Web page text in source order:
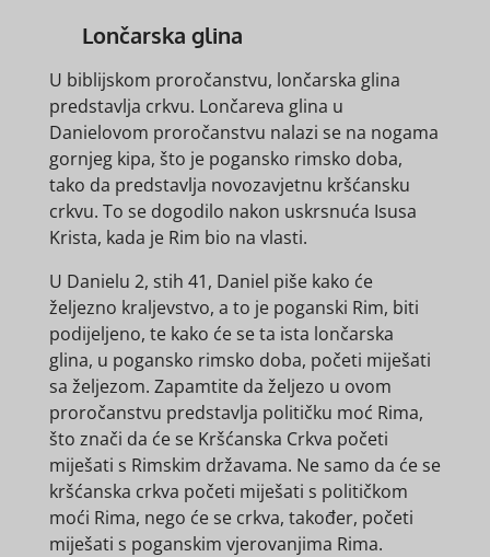
Lončarska glina
U biblijskom proročanstvu, lončarska glina
predstavlja crkvu. Lončareva glina u
Danielovom proročanstvu nalazi se na nogama
gornjeg kipa, što je pogansko rimsko doba,
tako da predstavlja novozavjetnu kršćansku
crkvu. To se dogodilo nakon uskrsnuća Isusa
Krista, kada je Rim bio na vlasti.
U Danielu 2, stih 41, Daniel piše kako će
željezno kraljevstvo, a to je poganski Rim, biti
podijeljeno, te kako će se ta ista lončarska
glina, u pogansko rimsko doba, početi miješati
sa željezom. Zapamtite da željezo u ovom
proročanstvu predstavlja političku moć Rima,
što znači da će se Kršćanska Crkva početi
miješati s Rimskim državama. Ne samo da će se
kršćanska crkva početi miješati s političkom
moći Rima, nego će se crkva, također, početi
miješati s poganskim vjerovanjima Rima.